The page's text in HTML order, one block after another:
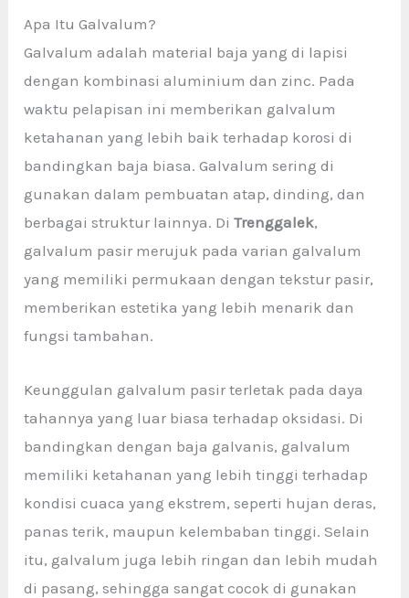
Apa Itu Galvalum?
Galvalum adalah material baja yang di lapisi
dengan kombinasi aluminium dan zinc. Pada
waktu pelapisan ini memberikan galvalum
ketahanan yang lebih baik terhadap korosi di
bandingkan baja biasa. Galvalum sering di
gunakan dalam pembuatan atap, dinding, dan
berbagai struktur lainnya. DiTrenggalek,
galvalum pasir merujuk pada varian galvalum
yang memiliki permukaan dengan tekstur pasir,
memberikan estetika yang lebih menarik dan
fungsi tambahan.
Keunggulan galvalum pasir terletak pada daya
tahannya yang luar biasa terhadap oksidasi. Di
bandingkan dengan baja galvanis, galvalum
memiliki ketahanan yang lebih tinggi terhadap
kondisi cuaca yang ekstrem, seperti hujan deras,
panas terik, maupun kelembaban tinggi. Selain
itu, galvalum juga lebih ringan dan lebih mudah
di pasang, sehingga sangat cocok di gunakan